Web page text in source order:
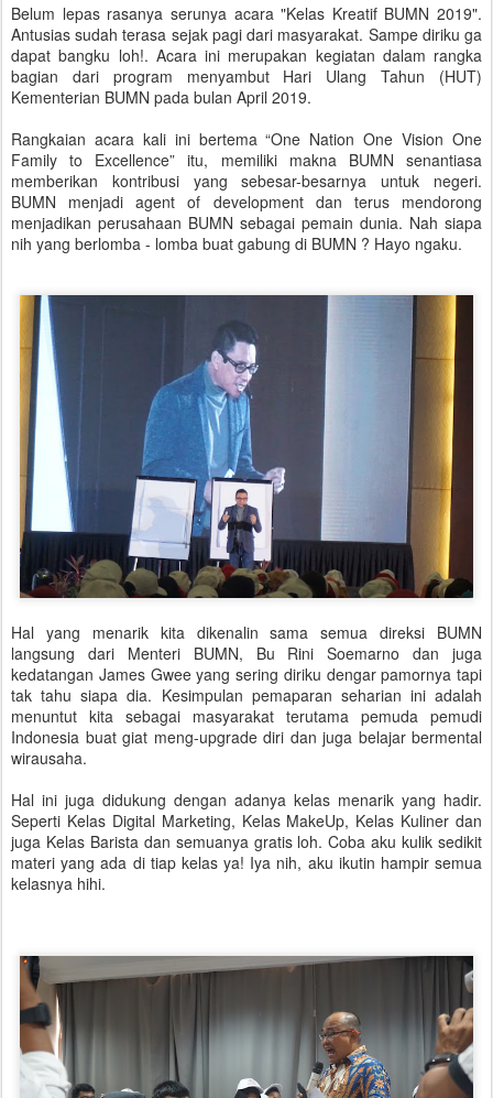
Belum lepas rasanya serunya acara "Kelas Kreatif BUMN 2019".
Antusias sudah terasa sejak pagi dari masyarakat. Sampe diriku ga
dapat bangku loh!. Acara ini merupakan kegiatan dalam rangka
bagian dari program menyambut Hari Ulang Tahun (HUT)
Kementerian BUMN pada bulan April 2019.
Rangkaian acara kali ini bertema “One Nation One Vision One
Family to Excellence” itu, memiliki makna BUMN senantiasa
memberikan kontribusi yang sebesar-besarnya untuk negeri.
BUMN menjadi agent of development dan terus mendorong
menjadikan perusahaan BUMN sebagai pemain dunia. Nah siapa
nih yang berlomba - lomba buat gabung di BUMN ? Hayo ngaku.
Hal yang menarik kita dikenalin sama semua direksi BUMN
langsung dari Menteri BUMN, Bu Rini Soemarno dan juga
kedatangan James Gwee yang sering diriku dengar pamornya tapi
tak tahu siapa dia. Kesimpulan pemaparan seharian ini adalah
menuntut kita sebagai masyarakat terutama pemuda pemudi
Indonesia buat giat meng-upgrade diri dan juga belajar bermental
wirausaha.
Hal ini juga didukung dengan adanya kelas menarik yang hadir.
Seperti Kelas Digital Marketing, Kelas MakeUp, Kelas Kuliner dan
juga Kelas Barista dan semuanya gratis loh. Coba aku kulik sedikit
materi yang ada di tiap kelas ya! Iya nih, aku ikutin hampir semua
kelasnya hihi.